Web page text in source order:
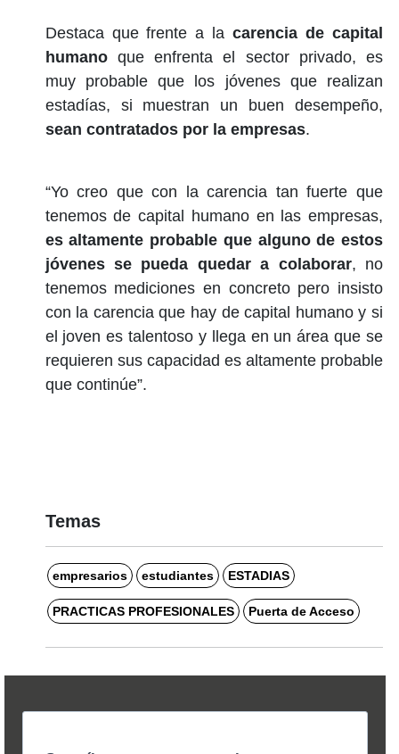
Destaca que frente a lacarencia de capital
humanoque enfrenta el sector privado, es
muy probable que los jóvenes que realizan
estadías, si muestran un buen desempeño,
sean contratados por la empresas.
“Yo creo que con la carencia tan fuerte que
tenemos de capital humano en las empresas,
es altamente probable que alguno de estos
jóvenes se pueda quedar a colaborar, no
tenemos mediciones en concreto pero insisto
con la carencia que hay de capital humano y si
el joven es talentoso y llega en un área que se
requieren sus capacidad es altamente probable
que continúe”.
Temas
empresarios estudiantes ESTADIAS
PRACTICAS PROFESIONALES Puerta de Acceso